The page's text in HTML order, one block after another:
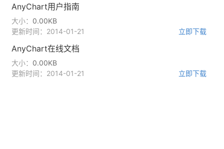
AnyChart用户指南
大小： 0.00KB
更新时间：2014-01-21
立即下载
AnyChart在线文档
大小： 0.00KB
更新时间：2014-01-21
立即下载